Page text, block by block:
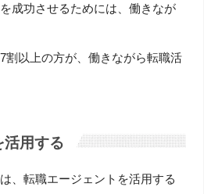
成功させるためには、働きなが
割以上の方が、働きながら転職活
活用する
、転職エージェントを活用する